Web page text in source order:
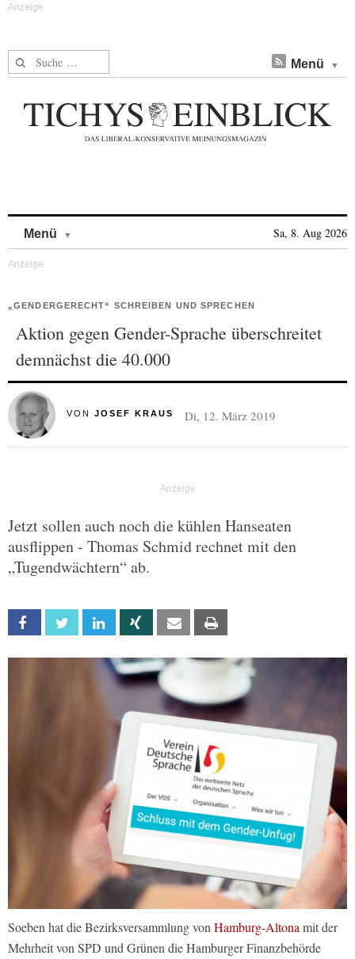
Suche nach: Menü
Menü Sa, 8. Aug 2026
„GENDERGERECHT“ SCHREIBEN UND SPRECHEN
Aktion gegen Gender-Sprache überschreitet
demnächst die 40.000
VON JOSEF KRAUS Di, 12. März 2019
Jetzt sollen auch noch die kühlen Hanseaten
ausflippen - Thomas Schmid rechnet mit den
„Tugendwächtern“ ab.
Facebook Twitter Linkedin Xing Email
Soeben hat die Bezirksversammlung vonHamburg-Altonamit der
Mehrheit von SPD und Grünen die Hamburger Finanzbehörde